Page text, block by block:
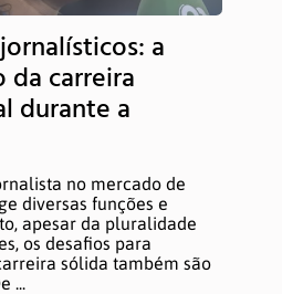
a
da carreira
durante a
no mercado de
diversas funções e
apesar da pluralidade
os desafios para
sólida também são
...